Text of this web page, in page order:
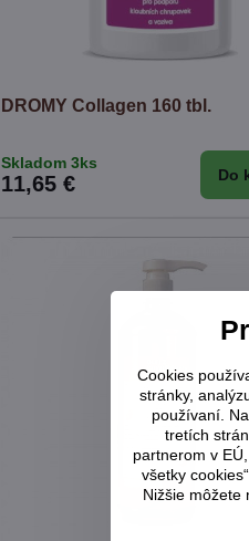
DROMY Collagen 160 tbl.
Skladom 3ks
11,65 € Do
Cookies
stránky,
používaní.
tretích
partnerom v
všetky
Nižšie môžete